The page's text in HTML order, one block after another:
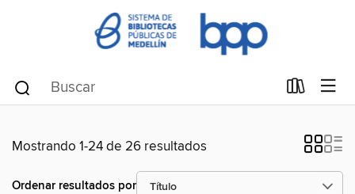
Mostrando 1-24 de 26 resultados
Ordenar resultados por